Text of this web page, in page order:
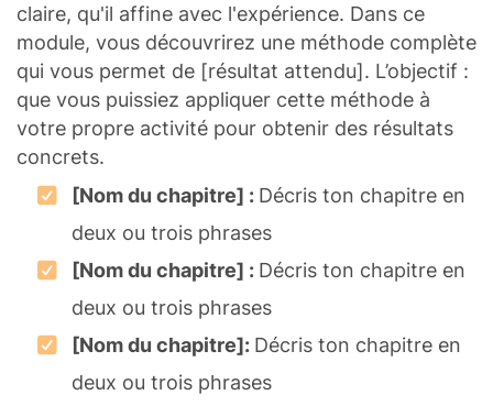
claire, qu'il affine avec l'expérience. Dans ce
module, vous découvrirez une méthode complète
qui vous permet de [résultat attendu]. L’objectif :
que vous puissiez appliquer cette méthode à
votre propre activité pour obtenir des résultats
concrets.
[Nom du chapitre] : Décris ton chapitre en
deux ou trois phrases
[Nom du chapitre] : Décris ton chapitre en
deux ou trois phrases
[Nom du chapitre]: Décris ton chapitre en
deux ou trois phrases